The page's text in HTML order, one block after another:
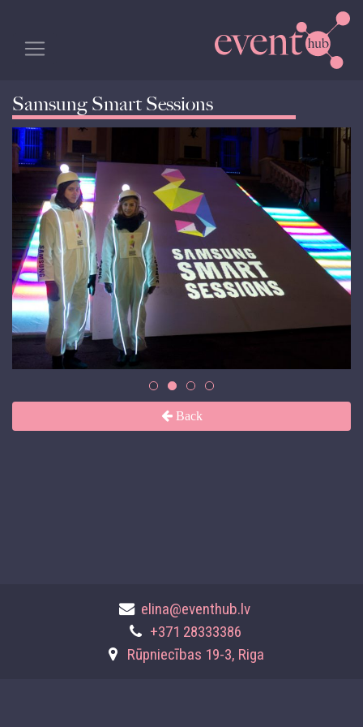
Samsung Smart Sessions
Back
elina@eventhub.lv
+371 28333386
Rūpniecības 19-3, Riga